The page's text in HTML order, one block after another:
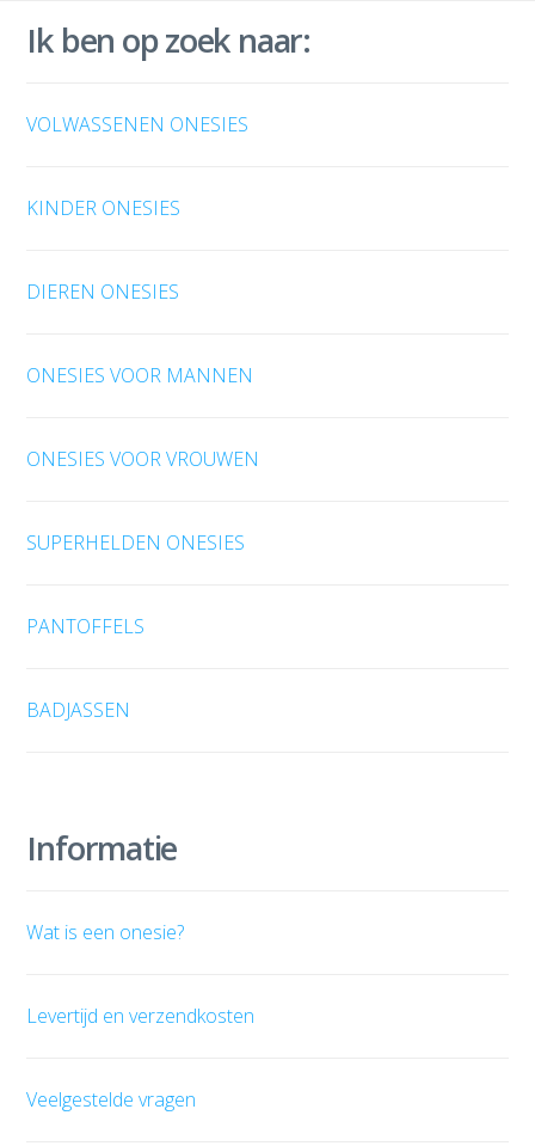
Ik ben op zoek naar:
VOLWASSENEN ONESIES
KINDER ONESIES
DIEREN ONESIES
ONESIES VOOR MANNEN
ONESIES VOOR VROUWEN
SUPERHELDEN ONESIES
PANTOFFELS
BADJASSEN
Informatie
Wat is een onesie?
Levertijd en verzendkosten
Veelgestelde vragen